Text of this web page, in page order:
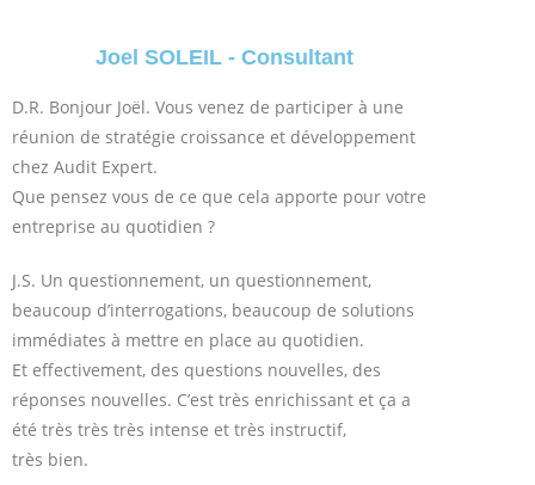
Joel SOLEIL - Consultant
D.R. Bonjour Joël. Vous venez de participer à une
réunion de stratégie croissance et développement
chez Audit Expert.
Que pensez vous de ce que cela apporte pour votre
entreprise au quotidien ?
J.S. Un questionnement, un questionnement,
beaucoup d’interrogations, beaucoup de solutions
immédiates à mettre en place au quotidien.
Et effectivement, des questions nouvelles, des
réponses nouvelles. C’est très enrichissant et ça a
été très très très intense et très instructif,
très bien.